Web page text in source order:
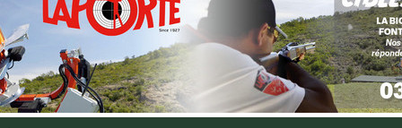
e
t
s